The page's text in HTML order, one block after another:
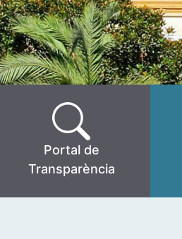
Portal de
Transparència